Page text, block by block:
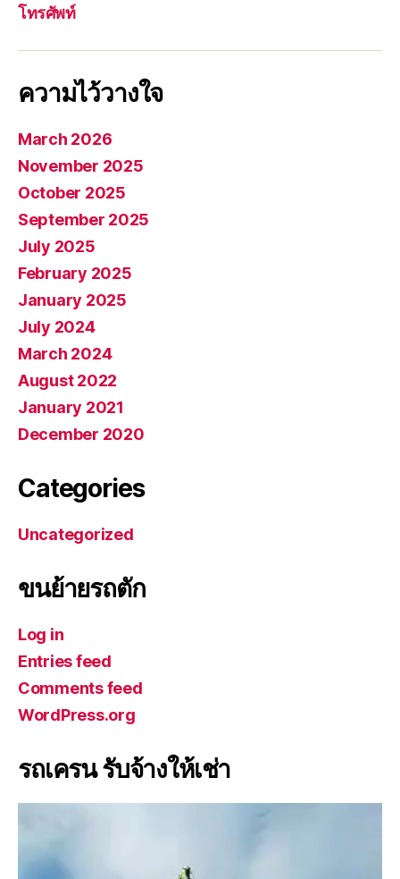
โทรศัพท์
ความไว้วางใจ
March 2026
November 2025
October 2025
September 2025
July 2025
February 2025
January 2025
July 2024
March 2024
August 2022
January 2021
December 2020
Categories
Uncategorized
ขนย้ายรถตัก
Log in
Entries feed
Comments feed
WordPress.org
รถเครน รับจ้างให้เช่า